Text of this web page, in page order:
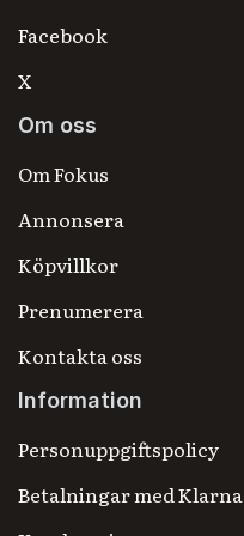
Facebook
X
Om oss
Om Fokus
Annonsera
Köpvillkor
Prenumerera
Kontakta oss
Information
Personuppgiftspolicy
Betalningar med Klarna